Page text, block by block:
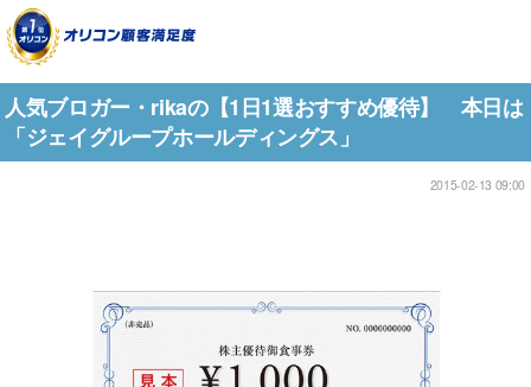
人気ブロガー・rikaの【1日1選おすすめ優待】 本日は
「ジェイグループホールディングス」
2015-02-13 09:00